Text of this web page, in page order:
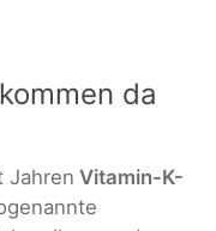
da
Jahren Vitamin-K-